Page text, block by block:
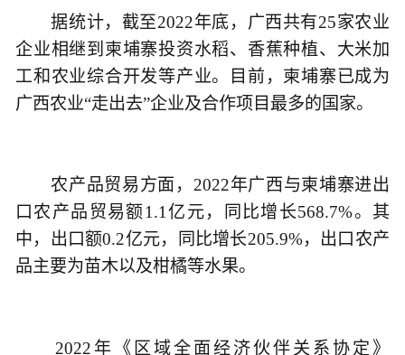
据统计，截至2022年底，广西共有25家农业
企业相继到柬埔寨投资水稻、香蕉种植、大米加
工和农业综合开发等产业。目前，柬埔寨已成为
广西农业“走出去”企业及合作项目最多的国家。
农产品贸易方面，2022年广西与柬埔寨进出
口农产品贸易额1.1亿元，同比增长568.7%。其
中，出口额0.2亿元，同比增长205.9%，出口农产
品主要为苗木以及柑橘等水果。
2022年《区域全面经济伙伴关系协定》